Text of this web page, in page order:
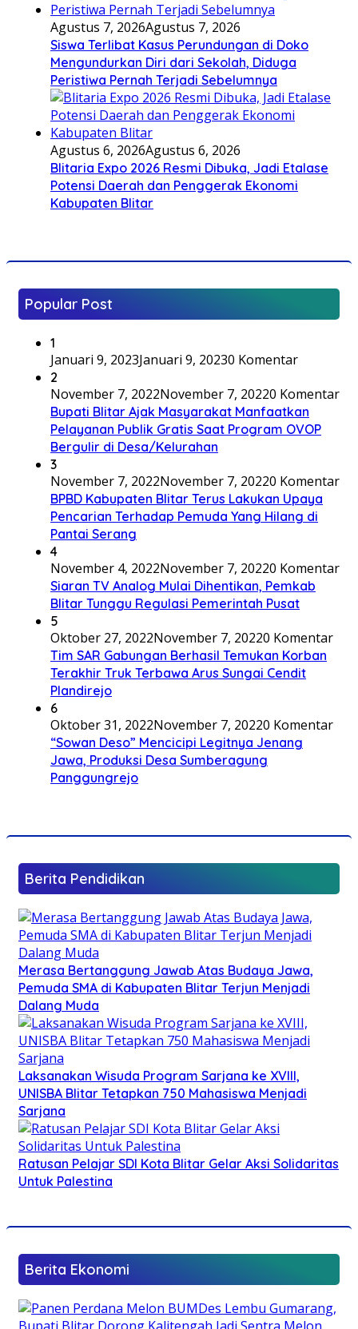
Agustus 7, 2026Agustus 7, 2026
Siswa Terlibat Kasus Perundungan di Doko
Mengundurkan Diri dari Sekolah, Diduga
Peristiwa Pernah Terjadi Sebelumnya
Agustus 6, 2026Agustus 6, 2026
Blitaria Expo 2026 Resmi Dibuka, Jadi Etalase
Potensi Daerah dan Penggerak Ekonomi
Kabupaten Blitar
Popular Post
1
Januari 9, 2023Januari 9, 20230 Komentar
2
November 7, 2022November 7, 20220 Komentar
Bupati Blitar Ajak Masyarakat Manfaatkan
Pelayanan Publik Gratis Saat Program OVOP
Bergulir di Desa/Kelurahan
3
November 7, 2022November 7, 20220 Komentar
BPBD Kabupaten Blitar Terus Lakukan Upaya
Pencarian Terhadap Pemuda Yang Hilang di
Pantai Serang
4
November 4, 2022November 7, 20220 Komentar
Siaran TV Analog Mulai Dihentikan, Pemkab
Blitar Tunggu Regulasi Pemerintah Pusat
5
Oktober 27, 2022November 7, 20220 Komentar
Tim SAR Gabungan Berhasil Temukan Korban
Terakhir Truk Terbawa Arus Sungai Cendit
Plandirejo
6
Oktober 31, 2022November 7, 20220 Komentar
“Sowan Deso” Mencicipi Legitnya Jenang
Jawa, Produksi Desa Sumberagung
Panggungrejo
Berita Pendidikan
Merasa Bertanggung Jawab Atas Budaya Jawa,
Pemuda SMA di Kabupaten Blitar Terjun Menjadi
Dalang Muda
Laksanakan Wisuda Program Sarjana ke XVIII,
UNISBA Blitar Tetapkan 750 Mahasiswa Menjadi
Sarjana
Ratusan Pelajar SDI Kota Blitar Gelar Aksi Solidaritas
Untuk Palestina
Berita Ekonomi